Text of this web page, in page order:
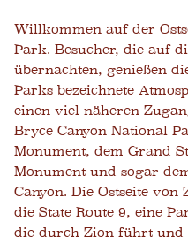
Willkommen auf der
Park. Besucher, die auf
übernachten, genießen
Parks bezeichnete
einen viel näheren
Bryce Canyon National
Monument, dem Grand
Monument und sogar
Canyon. Die Ostseite
die State Route 9, eine
die durch Zion führt und